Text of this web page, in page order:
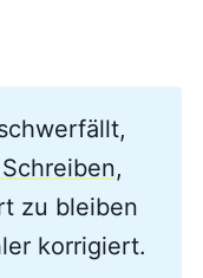
,
zu bleiben
korrigiert.